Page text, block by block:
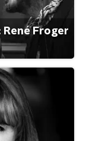
René Froger